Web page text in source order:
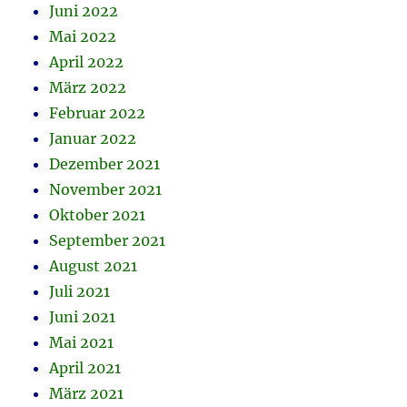
Juni 2022
Mai 2022
April 2022
März 2022
Februar 2022
Januar 2022
Dezember 2021
November 2021
Oktober 2021
September 2021
August 2021
Juli 2021
Juni 2021
Mai 2021
April 2021
März 2021